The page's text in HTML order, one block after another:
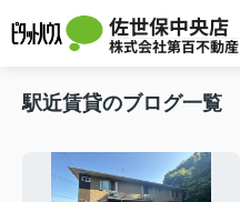
佐世保中央店
株式会社第百不動産
駅近賃貸のブログ一覧